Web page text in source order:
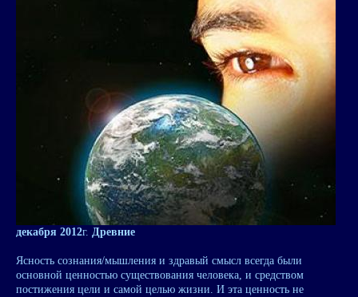
декабря 2012г. Древние
Ясность сознания/мышления и здравый смысл всегда были
основной ценностью существования человека, и средством
постижения цели и самой целью жизни. И эта ценность не